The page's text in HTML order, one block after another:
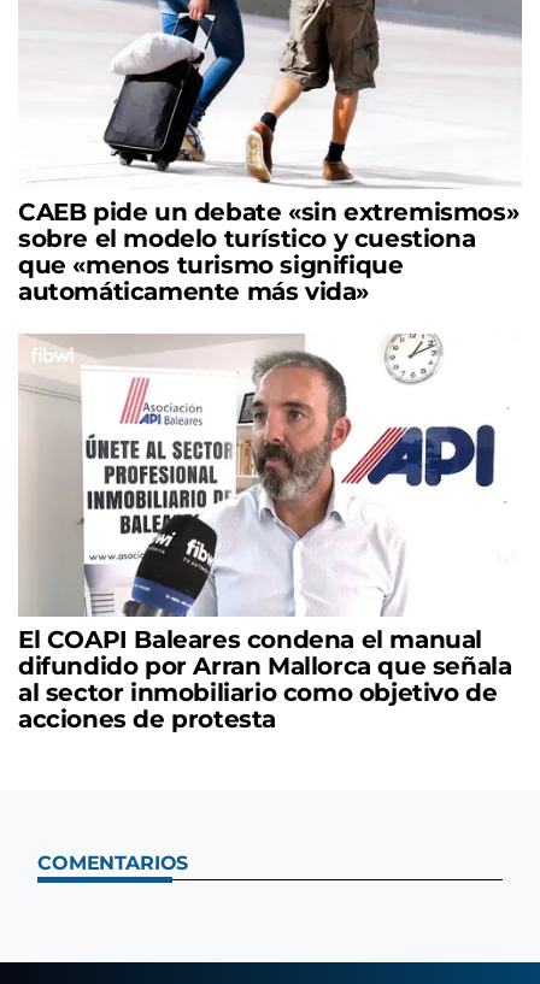
CAEB pide un debate «sin extremismos»
sobre el modelo turístico y cuestiona
que «menos turismo signifique
automáticamente más vida»
El COAPI Baleares condena el manual
difundido por Arran Mallorca que señala
al sector inmobiliario como objetivo de
acciones de protesta
COMENTARIOS